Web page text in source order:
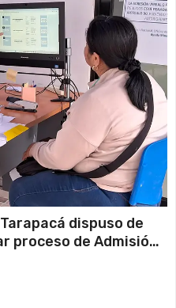
dispuso de
proceso de Admisión